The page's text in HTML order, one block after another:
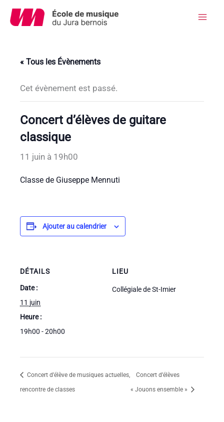
Aller
« Tous les Évènements
Cet évènement est passé.
Concert d’élèves de guitare
classique
11 juin à 19h00
Classe de Giuseppe Mennuti
Ajouter au calendrier
DÉTAILS
Date :
11 juin
Heure :
19h00 - 20h00
LIEU
Collégiale de St-Imier
Concert d’élève de musiques actuelles,
rencontre de classes
Concert d’élèves
« Jouons ensemble »